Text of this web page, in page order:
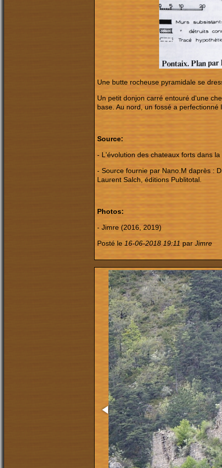
Une butte rocheuse pyramidale se
Un petit donjon carré entouré d'une
base. Au nord, un fossé a perfectionné
Source:
- L'évolution des chateaux forts dans
- Source fournie par Nano.M daprès :
Laurent Salch, éditions Publitotal.
Photos:
- Jimre (2016, 2019)
Posté le 16-06-2018 19:11 par Jimre